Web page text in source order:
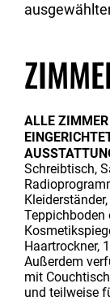
ALLE
Schreibtisch,
Teppichboden
Haartrockner,
Außerdem
mit
und teilweise